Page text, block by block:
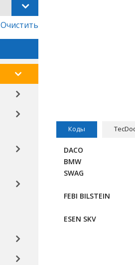
Очистить
Коды
DACO
BMW
SWAG
FEBI BILSTEIN
ESEN SKV